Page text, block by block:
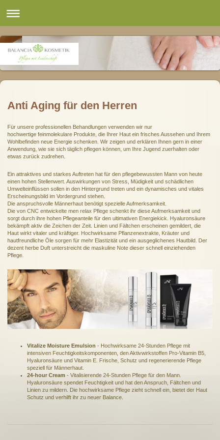
Anti Aging für den Herren
Für unsere professionellen Behandlungen verwenden wir nur
hochwertige feinmolekulare Produkte, die Ihrer Haut ein frisches Aussehen und Ihrem
Wohlbefinden neue Energie schenken. Wir zeigen und erklären Ihnen gern in einer
Anwendung, wie sie sich täglich pflegen können, um Ihre Jugend zuerhalten oder
etwas zurück zudrehen.
Ein attraktives und starkes Auftreten hat für den pflegebewussten Mann von heute
einen hohen Stellenwert. Auswirkungen von Stress, Müdigkeit und schädlichen
Umwelteinflüssen sollen in den Hintergrund treten und ein dynamisches und vitales
Erscheinungsbild im Vordergrund stehen.
Die anspruchsvolle Männerhaut benötigt spezielle Aufmerksamkeit.
Die von CNC entwickelte men relax Pflege schenkt ihr diese Aufmerksamkeit und
sorgt durch ihre hohen Pflegeanteile für den ultimativen Energiekick. Hyaluronsäure
bekämpft aktiv die Zeichen der Zeit. Linien und Fältchen erscheinen gemildert, die
Haut wirkt vitaler und kräftiger. Hochwirksame Pflanzenextrakte, Kräuter und
hautfreundliche Öle sorgen für mehr Elastizität und ein ausgeglichenes Hautbild. Der
dezent herbe Duft unterstreicht die maskuline Note dieser schnell einziehenden
Pflege.
Vitalize Moisture Emulsion - Hochwirksame 24-Stunden Pflege mit
intensiven Feuchtigkeitskomponenten, den Aktivwirkstoffen Pro-Vitamin B5,
Hyaluronsäure und Vitamin E. Frische, Schutz und regenerierende Pflege
speziell für Männerhaut.
24-hour Cream - Vitalisierende 24-Stunden Pflege für den Mann.
Hyaluronsäure spendet Feuchtigkeit und hat den Anspruch, Fältchen und
Linien zu mildern. Die hochwirksame Pflege zieht schnell ein, bietet der Haut
Schutz und verhilft ihr zu neuer Balance.